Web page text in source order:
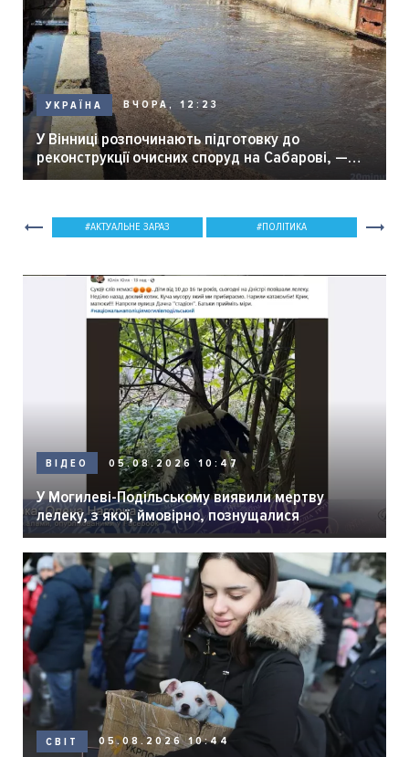
УКРАЇНА ВЧОРА, 12:23
У Вінниці розпочинають підготовку до
реконструкції очисних споруд на Сабарові, —
мер Вінниці.
АКТУАЛЬНЕ ЗАРАЗ ПОЛІТИКА
ВІДЕО 05.08.2026 10:47
У Могилеві-Подільському виявили мертву
лелеку, з якої, ймовірно, познущалися
СВІТ 05.08.2026 10:44